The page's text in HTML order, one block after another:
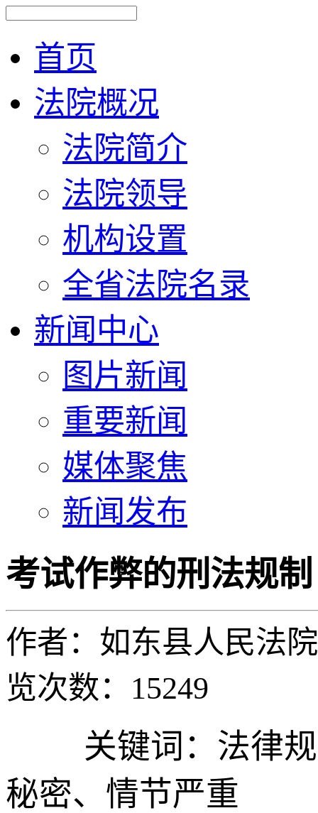
首页
法院概况
法院简介
法院领导
机构设置
全省法院名录
新闻中心
图片新闻
重要新闻
媒体聚焦
新闻发布
考试作弊的刑法规制
作者：如东县人民法
览次数：15249
关键词：法律
秘密、情节严重